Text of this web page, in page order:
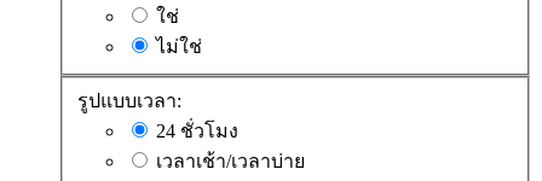
ใช่
ไม่ใช่
รูปแบบเวลา:
24 ชั่วโมง
เวลาเช้า/เวลาบ่าย